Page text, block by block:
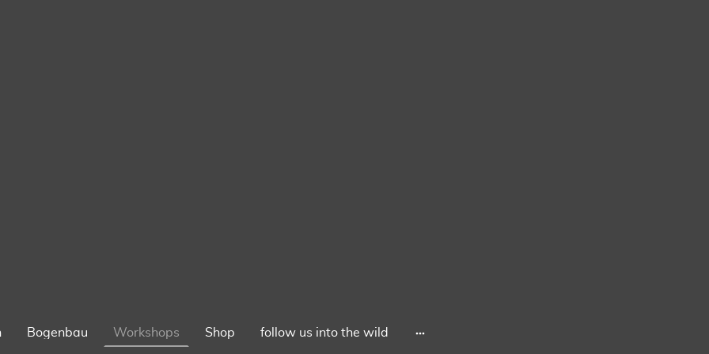
Bogenbau Workshops Shop follow us into the wild